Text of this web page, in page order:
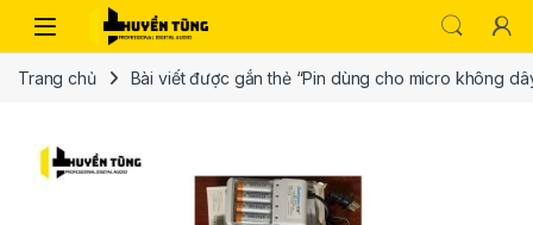
Trang chủ Bài viết được gắn thẻ “Pin dùng cho micro không